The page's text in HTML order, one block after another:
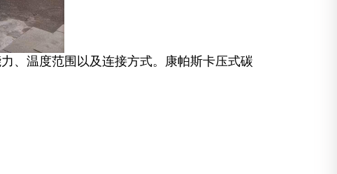
、温度范围以及连接方式。康帕斯卡压式碳